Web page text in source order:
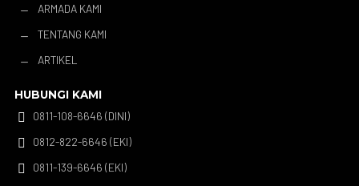
K ARMADA KAMI
K TENTANG KAMI
K ARTIKEL
HUBUNGI KAMI

0811-108-6646 (DINI)

0812-822-6646 (EKI)

0811-139-6646 (EKI)